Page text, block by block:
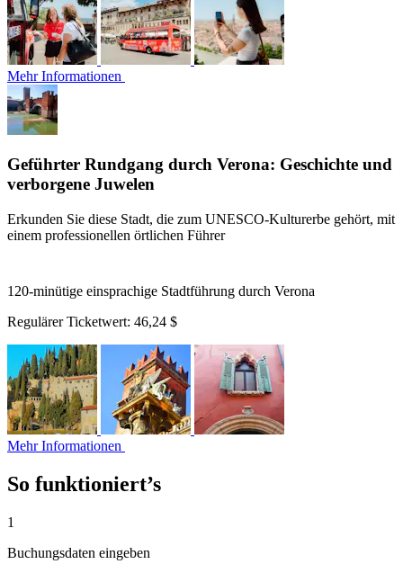
Mehr Informationen
Geführter Rundgang durch Verona: Geschichte und
verborgene Juwelen
Erkunden Sie diese Stadt, die zum UNESCO-Kulturerbe gehört, mit
einem professionellen örtlichen Führer
120-minütige einsprachige Stadtführung durch Verona
Regulärer Ticketwert: 46,24 $
Mehr Informationen
So funktioniert’s
1
Buchungsdaten eingeben